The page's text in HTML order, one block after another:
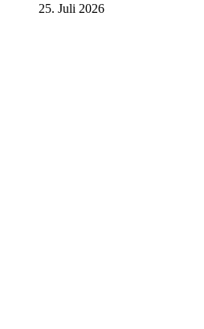
25. Juli 2026